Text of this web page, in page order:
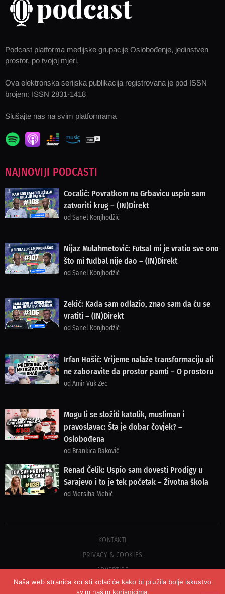
Podcast platforma medijske grupacije Oslobođenje, jedinstven
prostor, po tvojoj mjeri.
Ova elektronska serijska publikacija registrovana je pod ISSN
brojem: ISSN 2831-1418
Slušajte nas na svim platformama
NAJNOVIJI PODCASTI
Cocalić: Povratkom na Grbavicu uspio sam
zatvoriti krug – (IN)Direkt
od Sanel Konjhodžić
Nijaz Mulahmetović: Futsal mi je vratio sve ono
što mi fudbal nije dao – (IN)Direkt
od Sanel Konjhodžić
Zekić: Kada sam odlazio, znao sam da ću se
vratiti – (IN)Direkt
od Sanel Konjhodžić
Irfan Hošić: Vrijeme nalaže transformaciju ali
ne zaboravite da prostor pamti – O prostoru
od Amir Vuk Zec
Mogu li se složiti katolik, musliman i
pravoslavac: Šta je dobar čovjek? –
Oslobođena
od Brankica Raković
Renad Čelik: Uspio sam dovesti Prodigy u
Sarajevo i to je tek početak – Životna škola
od Mersiha Mehić
KONTAKTI
PRIVACY & COOKIES
ADVERTISE
Naša web stranica koristi kolačiće kako bi pružila bolje iskustvo
svim našim korisnicima.